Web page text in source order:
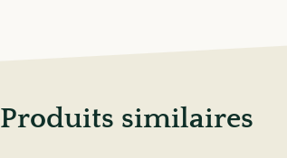
Produits similaires